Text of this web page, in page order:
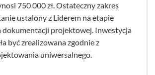
750 000 zł. Ostateczny zakres
ustalony z Liderem na etapie
dokumentacji projektowej. Inwestycja
być zrealizowana zgodnie z
uniwersalnego.